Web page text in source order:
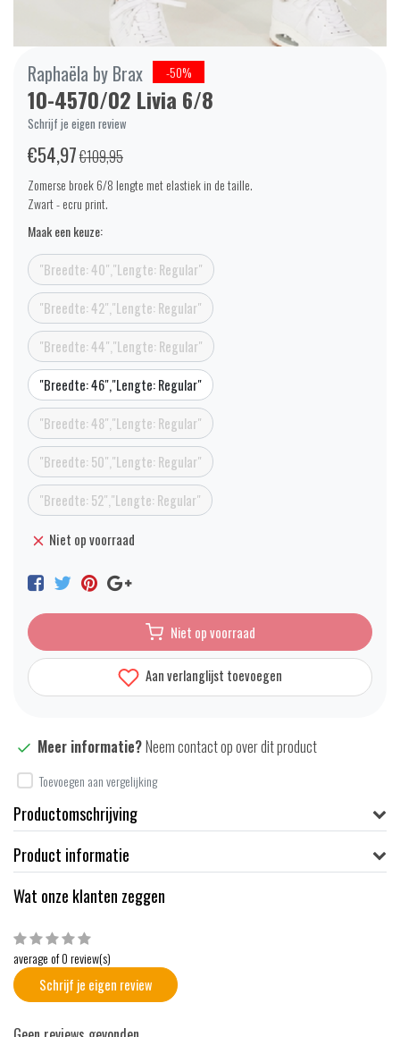
Raphaëla by Brax -50%
10-4570/02 Livia 6/8
Schrijf je eigen review
€54,97€109,95
Zomerse broek 6/8 lengte met elastiek in de taille.
Zwart - ecru print.
Maak een keuze:
"Breedte: 40","Lengte: Regular"
"Breedte: 42","Lengte: Regular"
"Breedte: 44","Lengte: Regular"
"Breedte: 46","Lengte: Regular"
"Breedte: 48","Lengte: Regular"
"Breedte: 50","Lengte: Regular"
"Breedte: 52","Lengte: Regular"
Niet op voorraad
Niet op voorraad
Aan verlanglijst toevoegen
Meer informatie?Neem contact op over dit product
Toevoegen aan vergelijking
Productomschrijving
Product informatie
Wat onze klanten zeggen
average of 0 review(s)
Schrijf je eigen review